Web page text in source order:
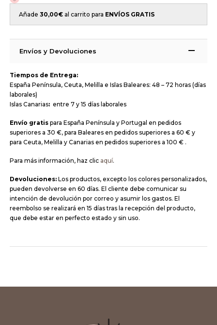
Añade 30,00€ al carrito para ENVÍOS GRATIS
Envíos y Devoluciones
Tiempos de Entrega:
España Península, Ceuta, Melilla e Islas Baleares: 48 – 72 horas (días
laborales)
Islas Canarias: entre 7 y 15 días laborales
Envío gratis para España Península y Portugal en pedidos
superiores a 30 €, para Baleares en pedidos superiores a 60 € y
para Ceuta, Melilla y Canarias en pedidos superiores a 100 € .
Para más información, haz clic aquí.
Devoluciones: Los productos, excepto los colores personalizados,
pueden devolverse en 60 días. El cliente debe comunicar su
intención de devolución por correo y asumir los gastos. El
reembolso se realizará en 15 días tras la recepción del producto,
que debe estar en perfecto estado y sin uso.